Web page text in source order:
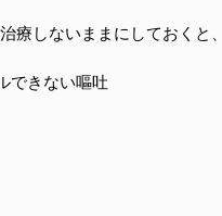
療しないままにしておくと
できない嘔吐